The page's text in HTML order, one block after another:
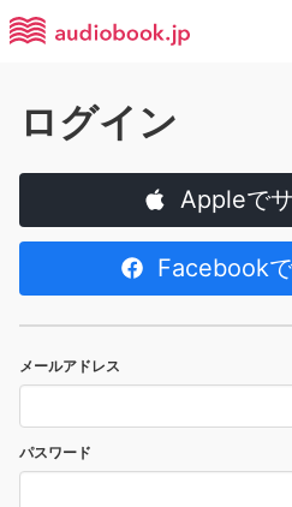
ログイン
Appleで
Facebook
メールアドレス
パスワード